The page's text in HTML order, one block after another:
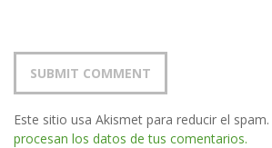
Este sitio usa Akismet para reducir el spam.
procesan los datos de tus comentarios.